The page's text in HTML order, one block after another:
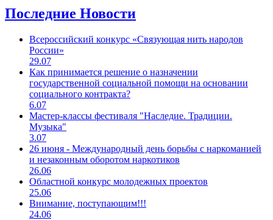
Последние Новости
Всероссийский конкурс «Связующая нить народов
России»
29.07
Как принимается решение о назначении
государственной социальной помощи на основании
социального контракта?
6.07
Мастер-классы фестиваля "Наследие. Традиции.
Музыка"
3.07
26 июня - Международный день борьбы с наркоманией
и незаконным оборотом наркотиков
26.06
Областной конкурс молодежных проектов
25.06
Внимание, поступающим!!!
24.06